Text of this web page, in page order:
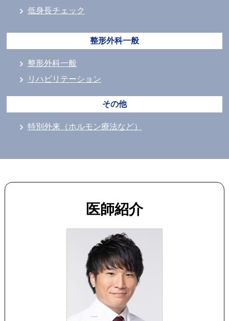
低身長チェック
整形外科一般
整形外科一般
リハビリテーション
その他
特別外来（ホルモン療法など）
医師紹介